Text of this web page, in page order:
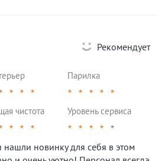
Рекомендует
★ ★ ★
Парилка
★ ★ ★ ★ ★
чистота
★ ★ ★
Уровень сервиса
★ ★ ★ ★ ★
новинку для себя в этом